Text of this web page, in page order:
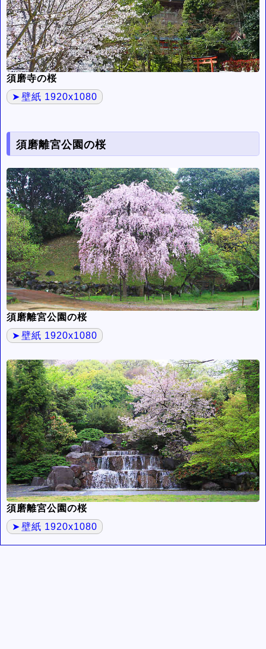
須磨寺の桜
壁紙 1920x1080
須磨離宮公園の桜
須磨離宮公園の桜
壁紙 1920x1080
須磨離宮公園の桜
壁紙 1920x1080